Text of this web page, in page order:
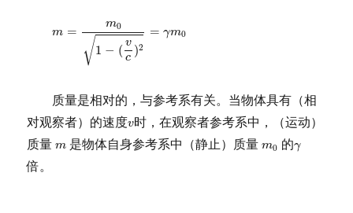
m = m0
√1 − ( v
c
)2
= γm0
vc)2
质量是相对的，与参考系有关。当物体具有（相
对观察者）的速度v
v时，在观察者参考系中，（运动）
质量m
m 是物体自身参考系中（静止）质量m0
m0 的γ
γ
倍。